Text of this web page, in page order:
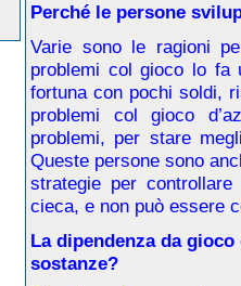
Perché le persone
Varie sono le ragioni
problemi col gioco lo fa
fortuna con pochi soldi,
problemi col gioco
problemi, per stare
Queste persone sono
strategie per
cieca, e non può essere
La dipendenza da
sostanze?